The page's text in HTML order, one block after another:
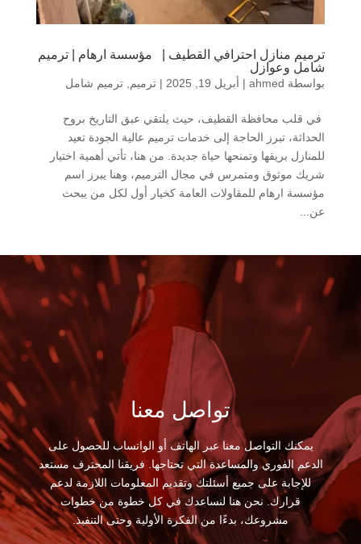
ترميم منازل احترافي القطيف | مؤسسة ارهام | ترميم
شامل وعوازل
بواسطة ahmed
| أبريل 19, 2025 | ترميم ترميم شامل
في قلب محافظة القطيف، حيث يلتقي عبق التاريخ بروح
الحداثة، تبرز الحاجة إلى خدمات ترميم عالية الجودة تعيد
للمنازل بريقها وتمنحها حياة جديدة. من هنا، تأتي أهمية اختيار
شريك موثوق ومتمرس في مجال الترميم، وهنا يبرز اسم
مؤسسة ارهام للمقاولات العامة كخيار أول لكل من يبحث
عن...
تواصل معنا
يمكنك التواصل معنا عبر الهاتف أو الواتساب للحصول على
الدعم الفوري والمساعدة التي تحتاجها. فريقنا المحترف مستعد
للإجابة على جميع أسئلتك وتقديم المعلومات اللازمة لدعم
قرارك. نحن هنا لنساعدك في كل خطوة من خطوات
مشروعك، بدءًا من الفكرة الأولية وحتى التنفيذ.